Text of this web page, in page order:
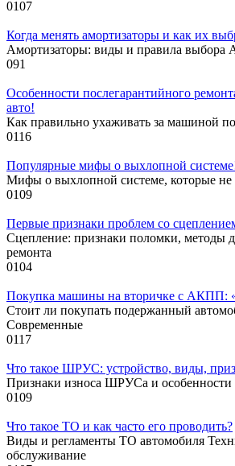
0107
Когда менять амортизаторы и как их
Амортизаторы: виды и правила выбора
091
Особенности послегарантийного
авто!
Как правильно ухаживать за машиной
0116
Популярные мифы о выхлопной
Мифы о выхлопной системе, которые
0109
Первые признаки проблем со
Сцепление: признаки поломки, методы
ремонта
0104
Покупка машины на вторичке с АКПП:
Стоит ли покупать подержанный
Современные
0117
Что такое ШРУС: устройство, виды,
Признаки износа ШРУСа и
0109
Что такое ТО и как часто его проводить?
Виды и регламенты ТО автомобиля
обслуживание